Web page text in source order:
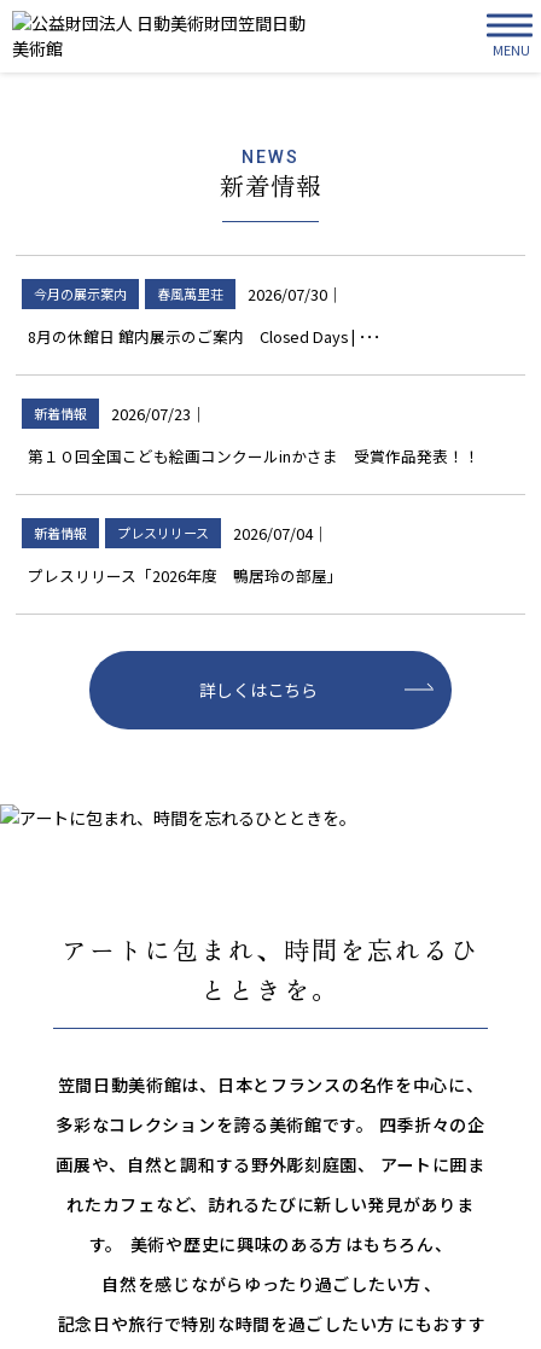
MENU
NEWS
新着情報
今月の展示案内 春風萬里荘 2026/07/30｜
8月の休館日 館内展示のご案内 Closed Days | ･･･
新着情報 2026/07/23 ｜
第１０回全国こども絵画コンクールinかさま 受賞作品発表！！
新着情報 プレスリリース 2026/07/04｜
プレスリリース「2026年度 鴨居玲の部屋」
詳しくはこちら
アートに包まれ、時間を忘れるひ
とときを。
笠間日動美術館は、日本とフランスの名作を中心に、
多彩なコレクションを誇る美術館です。
四季折々の企
画展や、自然と調和する野外彫刻庭園、
アートに囲ま
れたカフェなど、訪れるたびに新しい発見がありま
す。
美術や歴史に興味のある方 はもちろん、
自然を感じながらゆったり過ごしたい方、
記念日や旅行で特別な時間を過ごしたい方 にもおすす